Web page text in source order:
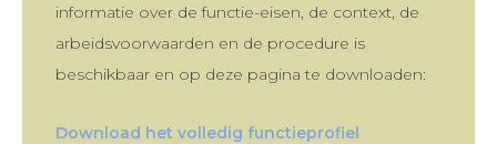
informatie over de functie-eisen, de context, de
arbeidsvoorwaarden en de procedure is
beschikbaar en op deze pagina te downloaden:
Download het volledig functieprofiel